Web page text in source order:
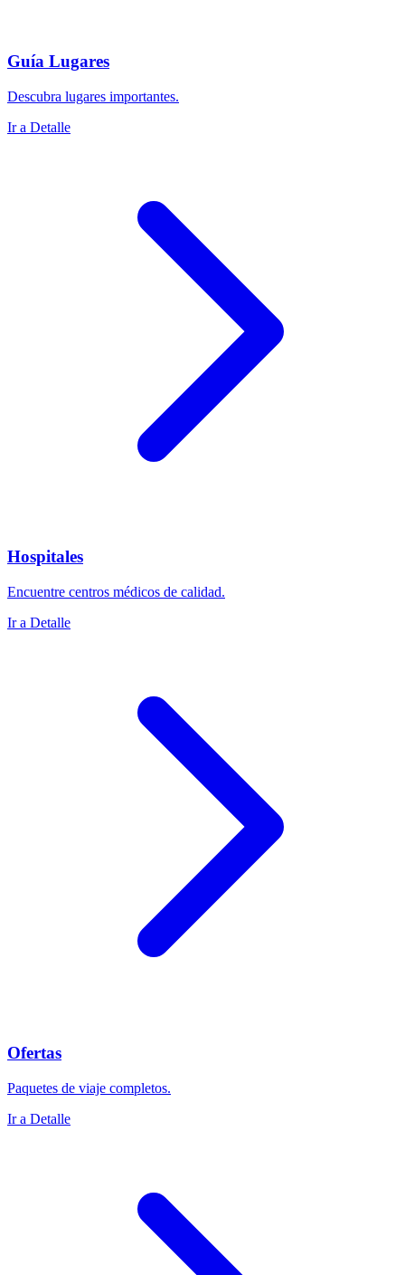
Guía Lugares
Descubra lugares importantes.
Ir a Detalle
Hospitales
Encuentre centros médicos de calidad.
Ir a Detalle
Ofertas
Paquetes de viaje completos.
Ir a Detalle